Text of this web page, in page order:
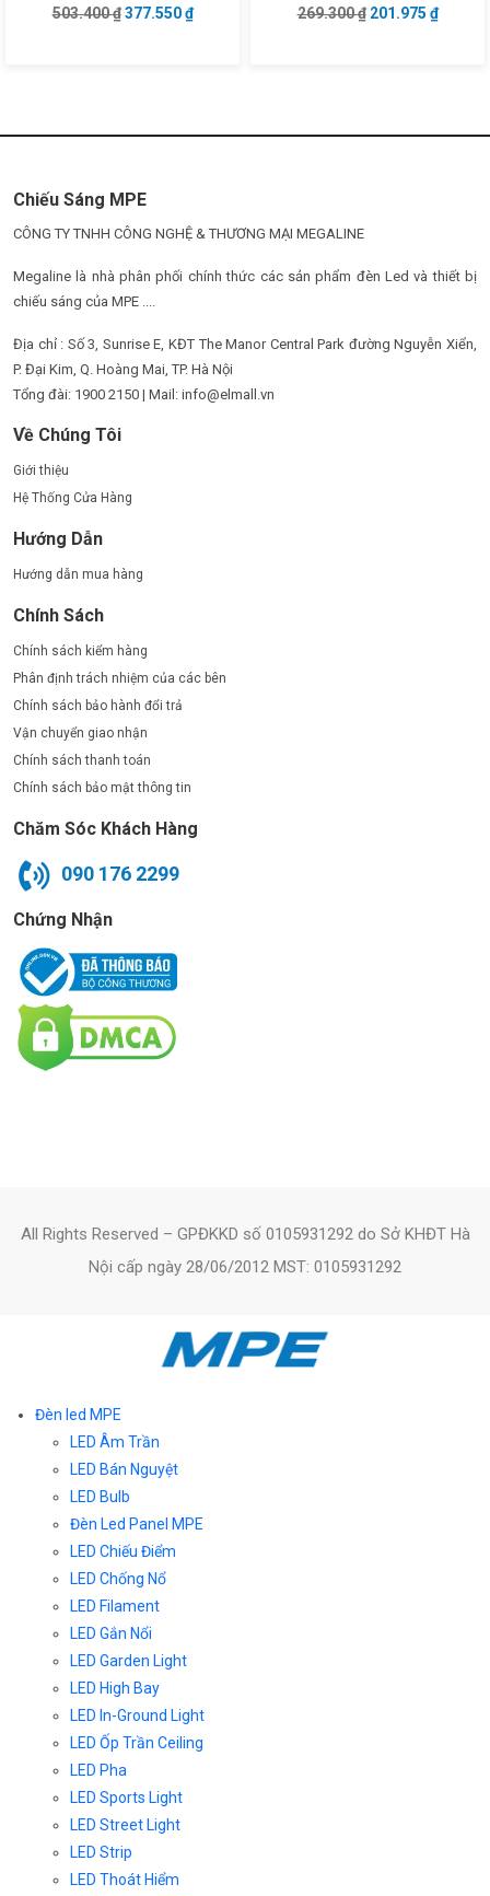
503.400₫ Giá gốc là: 503.400 ₫.
377.550₫Giá hiện tại là: 377.550 ₫.
269.300₫ Giá gốc là:
201.975 ₫Giá
Chiếu Sáng MPE
CÔNG TY TNHH CÔNG NGHỆ & THƯƠNG MẠI MEGALINE
Megaline là nhà phân phối chính thức các sản phẩm đèn Led và thiết bị
chiếu sáng của MPE ....
Địa chỉ : Số 3, Sunrise E, KĐT The Manor Central Park đường Nguyễn Xiển,
P. Đại Kim, Q. Hoàng Mai, TP. Hà Nội
Tổng đài: 1900 2150 | Mail: info@elmall.vn
Về Chúng Tôi
Giới thiệu
Hệ Thống Cửa Hàng
Hướng Dẫn
Hướng dẫn mua hàng
Chính Sách
Chính sách kiểm hàng
Phân định trách nhiệm của các bên
Chính sách bảo hành đổi trả
Vận chuyển giao nhận
Chính sách thanh toán
Chính sách bảo mật thông tin
Chăm Sóc Khách Hàng
090 176 2299
Chứng Nhận
All Rights Reserved – GPĐKKD số 0105931292 do Sở KHĐT Hà
Nội cấp ngày 28/06/2012 MST: 0105931292
Đèn led MPE
LED Âm Trần
LED Bán Nguyệt
LED Bulb
Đèn Led Panel MPE
LED Chiếu Điểm
LED Chống Nổ
LED Filament
LED Gắn Nổi
LED Garden Light
LED High Bay
LED In-Ground Light
LED Ốp Trần Ceiling
LED Pha
LED Sports Light
LED Street Light
LED Strip
LED Thoát Hiểm